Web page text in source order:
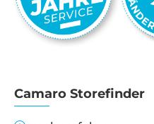
Camaro Storefinder